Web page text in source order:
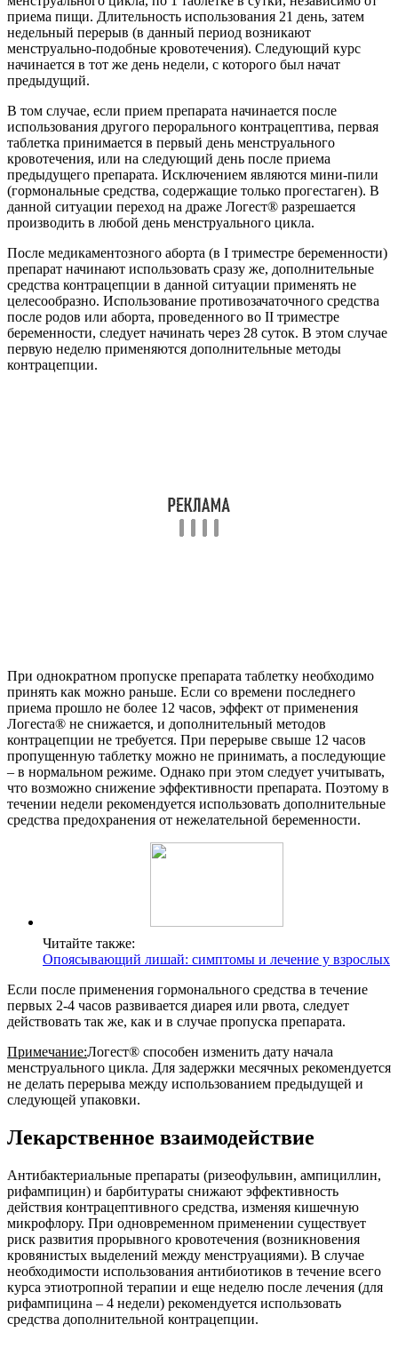
приема пищи. Длительность использования 21 день, затем
недельный перерыв (в данный период возникают
менструально-подобные кровотечения). Следующий курс
начинается в тот же день недели, с которого был начат
предыдущий.
В том случае, если прием препарата начинается после
использования другого перорального контрацептива, первая
таблетка принимается в первый день менструального
кровотечения, или на следующий день после приема
предыдущего препарата. Исключением являются мини-пили
(гормональные средства, содержащие только прогестаген). В
данной ситуации переход на драже Логест® разрешается
производить в любой день менструального цикла.
После медикаментозного аборта (в I триместре беременности)
препарат начинают использовать сразу же, дополнительные
средства контрацепции в данной ситуации применять не
целесообразно. Использование противозачаточного средства
после родов или аборта, проведенного во II триместре
беременности, следует начинать через 28 суток. В этом случае
первую неделю применяются дополнительные методы
контрацепции.
При однократном пропуске препарата таблетку необходимо
принять как можно раньше. Если со времени последнего
приема прошло не более 12 часов, эффект от применения
Логеста® не снижается, и дополнительный методов
контрацепции не требуется. При перерыве свыше 12 часов
пропущенную таблетку можно не принимать, а последующие
– в нормальном режиме. Однако при этом следует учитывать,
что возможно снижение эффективности препарата. Поэтому в
течении недели рекомендуется использовать дополнительные
средства предохранения от нежелательной беременности.
Читайте также:
Опоясывающий лишай: симптомы и лечение у взрослых
Если после применения гормонального средства в течение
первых 2-4 часов развивается диарея или рвота, следует
действовать так же, как и в случае пропуска препарата.
Примечание:Логест® способен изменить дату начала
менструального цикла. Для задержки месячных рекомендуется
не делать перерыва между использованием предыдущей и
следующей упаковки.
Лекарственное взаимодействие
Антибактериальные препараты (ризеофульвин, ампициллин,
рифампицин) и барбитураты снижают эффективность
действия контрацептивного средства, изменяя кишечную
микрофлору. При одновременном применении существует
риск развития прорывного кровотечения (возникновения
кровянистых выделений между менструациями). В случае
необходимости использования антибиотиков в течение всего
курса этиотропной терапии и еще неделю после лечения (для
рифампицина – 4 недели) рекомендуется использовать
средства дополнительной контрацепции.